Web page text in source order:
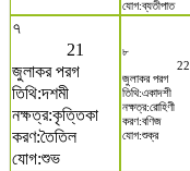
যোগ:ব্যতীপাত
৭
21
জুলাকর পরগ
তিথি:দশমী
নক্ষত্র:কৃত্তিকা
করণ:তৈতিল
যোগ:শুভ
৮
22
জুলাকর পরগ
তিথি:একাদশী
নক্ষত্র:রোহিণী
করণ:বণিজ
যোগ:শুক্র